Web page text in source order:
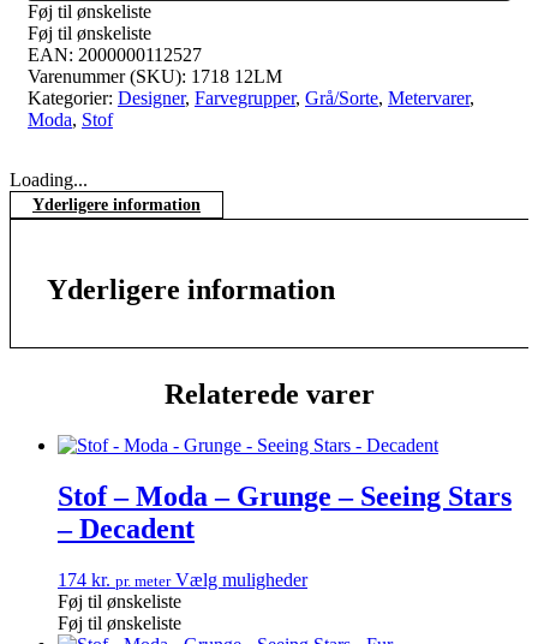
Føj til ønskeliste
Føj til ønskeliste
EAN: 2000000112527
Varenummer (SKU): 1718 12LM
Kategorier: Designer, Farvegrupper, Grå/Sorte, Metervarer,
Moda, Stof
Loading...
Yderligere information
Yderligere information
Relaterede varer
Stof – Moda – Grunge – Seeing Stars
– Decadent
174 kr. pr. meter Vælg muligheder
Føj til ønskeliste
Føj til ønskeliste